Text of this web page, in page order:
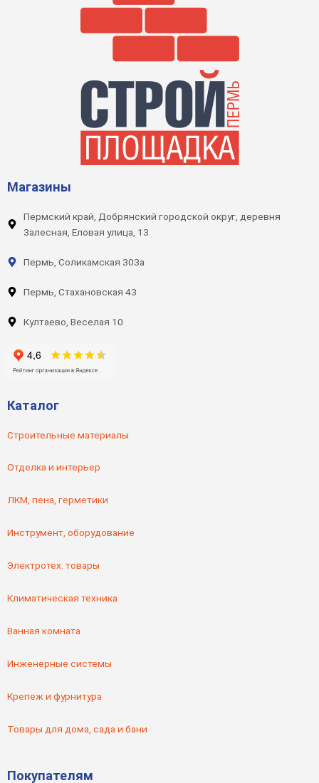
Магазины
Пермский край, Добрянский городской округ, деревня
Залесная, Еловая улица, 13
Пермь, Соликамская 303а
Пермь, Стахановская 43
Култаево, Веселая 10
Каталог
Строительные материалы
Отделка и интерьер
ЛКМ, пена, герметики
Инструмент, оборудование
Электротех. товары
Климатическая техника
Ванная комната
Инженерные системы
Крепеж и фурнитура
Товары для дома, сада и бани
Покупателям